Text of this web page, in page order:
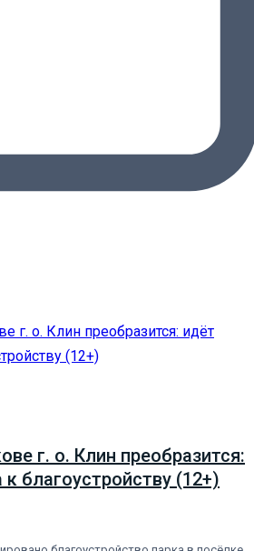
г. о. Клин преобразится:
благоустройству (12+)